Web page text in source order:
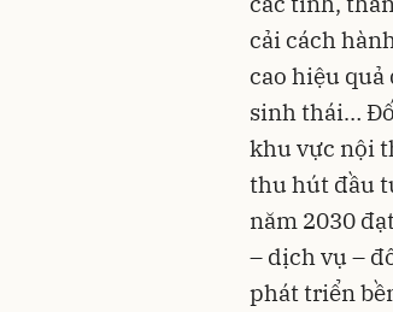
cải cách
cao hiệu
sinh thái…
khu vực nội
thu hút đầu
năm 2030
– dịch vụ –
phát triển